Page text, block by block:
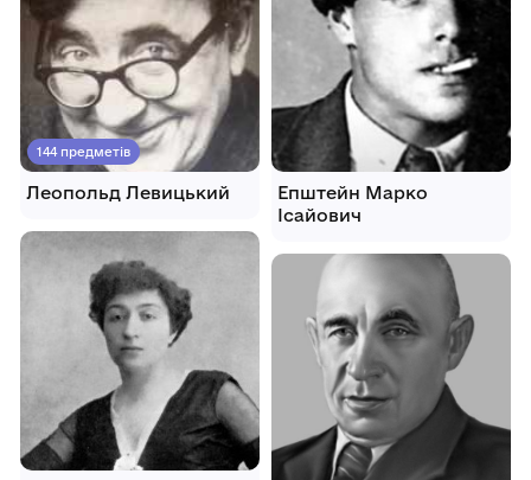
144 предметів
Леопольд Левицький
Епштейн Марко
Ісайович